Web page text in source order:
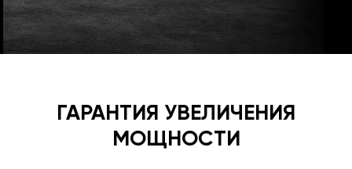
ГАРАНТИЯ УВЕЛИЧЕНИЯ
МОЩНОСТИ